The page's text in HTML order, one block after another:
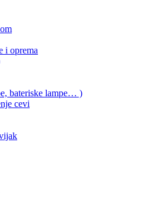
i oprema
bateriske lampe… )
cevi